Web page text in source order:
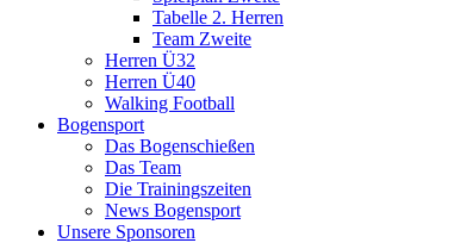
Tabelle 2. Herren
Team Zweite
Herren Ü32
Herren Ü40
Walking Football
Bogensport
Das Bogenschießen
Das Team
Die Trainingszeiten
News Bogensport
Unsere Sponsoren